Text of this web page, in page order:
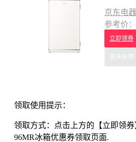
京东电
参考价：
立即领券
暂未有券
领取使用提示：
领取方式：点击上方的【立即领
96MR冰箱优惠券领取页面.